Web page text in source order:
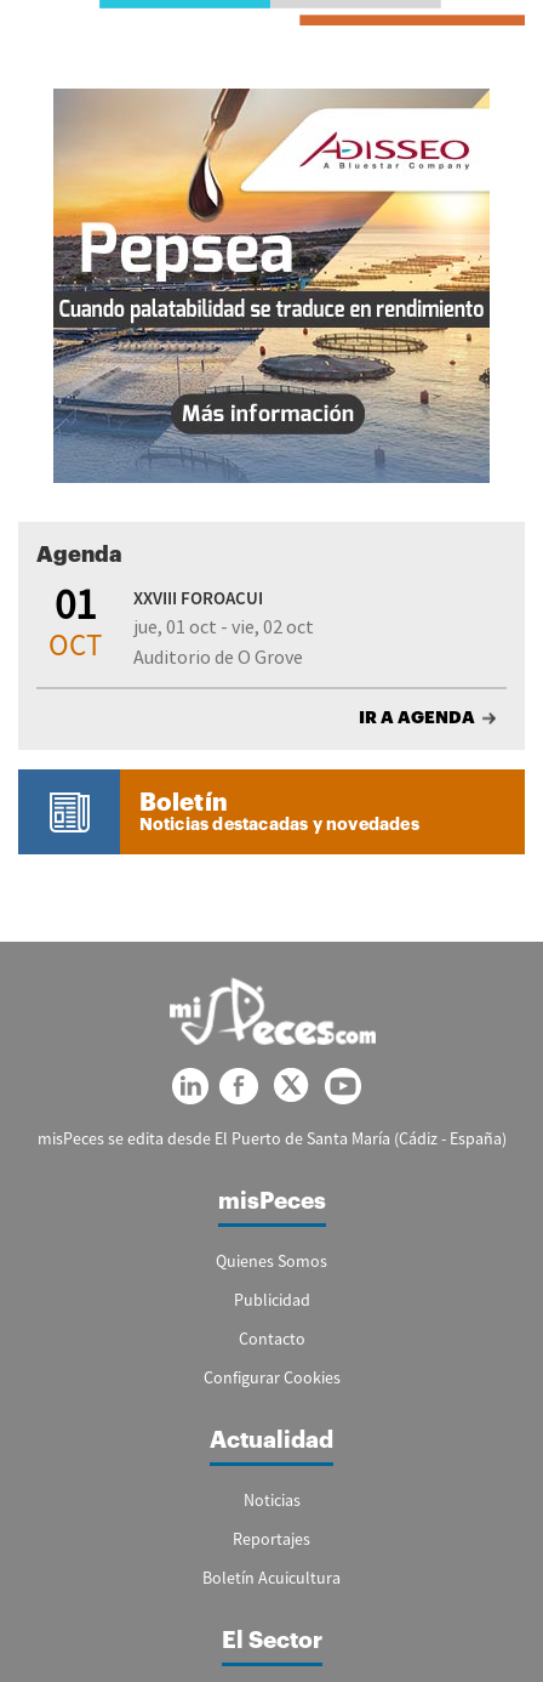
Agenda
01
OCT
XXVIII FOROACUI
jue, 01 oct - vie, 02 oct
Auditorio de O Grove
IR A AGENDA
Boletín
Noticias destacadas y novedades
misPeces se edita desde El Puerto de Santa María (Cádiz - España)
misPeces
Quienes Somos
Publicidad
Contacto
Configurar Cookies
Actualidad
Noticias
Reportajes
Boletín Acuicultura
El Sector